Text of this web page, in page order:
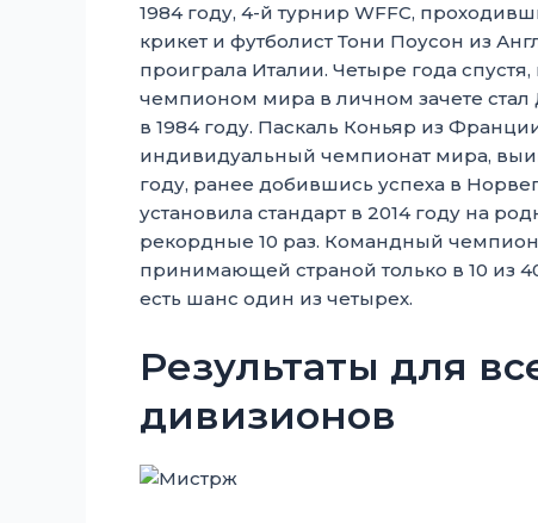
1984 году, 4-й турнир WFFC,
крикет и футболист Тони Поусон из
проиграла Италии. Четыре года
чемпионом мира в личном зачете
в 1984 году. Паскаль Коньяр из
индивидуальный чемпионат мира,
году, ранее добившись успеха в
установила стандарт в 2014 году на
рекордные 10 раз. Командный
принимающей страной только в 10 из
есть шанс один из четырех.
Результаты для
дивизионов